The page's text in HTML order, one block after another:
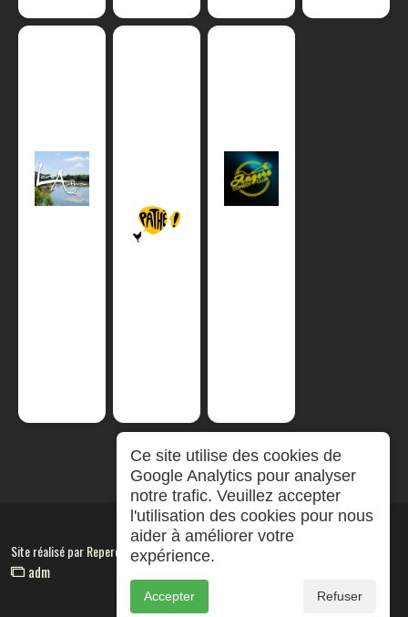
Site réalisé parRepereCom
adm
Ce site utilise des cookies de
Google Analytics pour analyser
notre trafic. Veuillez accepter
l'utilisation des cookies pour nous
aider à améliorer votre
expérience.
Accepter Refuser